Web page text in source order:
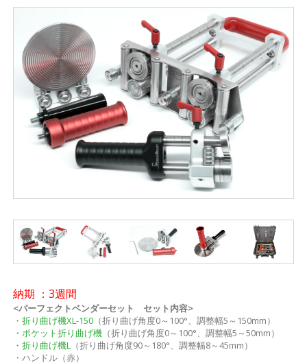
納期 ：3週間
<パーフェクトベンダーセット セット内容>
・折り曲げ機XL-150 （折り曲げ角度0～100°、調整幅5～150mm）
・ポケット折り曲げ機 （折り曲げ角度0～100°、調整幅5～50mm）
・折り曲げ機L （折り曲げ角度90～180°、調整幅8～45mm）
・ハンドル（赤）